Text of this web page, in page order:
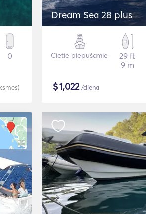
0
)
Dream Sea 28 plus
Cietie piepūšamie
29 ft
9 m
$1,022/diena